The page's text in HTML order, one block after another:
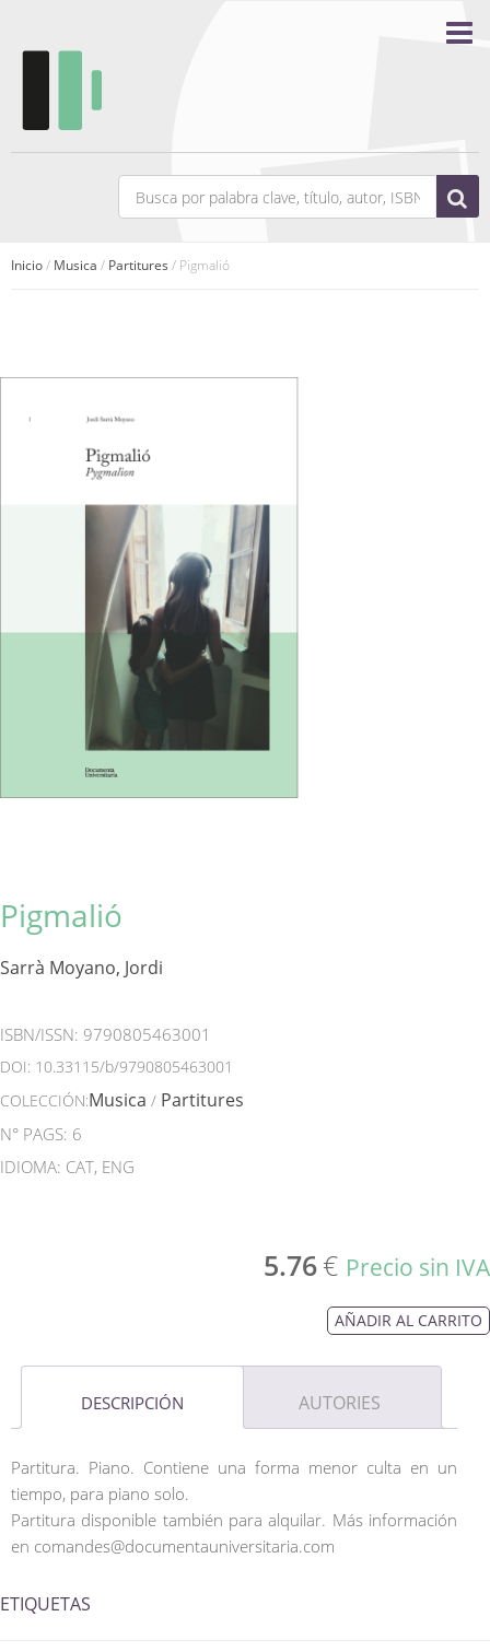
Inicio/ Musica / Partitures / Pigmalió
Pigmalió
Sarrà Moyano, Jordi
ISBN/ISSN: 9790805463001
DOI: 10.33115/b/9790805463001
COLECCIÓN:Musica / Partitures
N° PAGS: 6
IDIOMA: CAT, ENG
5.76€ Precio sin IVA
AÑADIR AL CARRITO
DESCRIPCIÓN AUTORIES
Partitura. Piano. Contiene una forma menor culta en un
tiempo, para piano solo.
Partitura disponible también para alquilar. Más información
en comandes@documentauniversitaria.com
ETIQUETAS